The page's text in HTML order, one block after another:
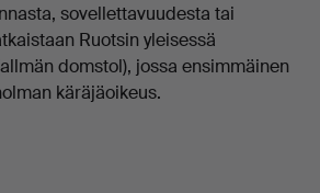
sovellettavuudesta tai
Ruotsin yleisessä
domstol), jossa ensimmäinen
käräjäoikeus.